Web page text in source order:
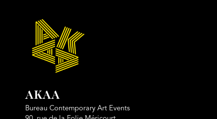
AKAA
Bureau Contemporary Art Events